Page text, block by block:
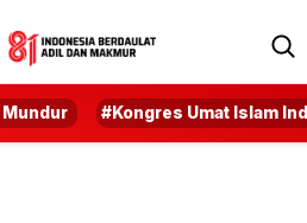
Mundur #Kongres Umat Islam